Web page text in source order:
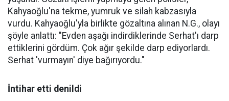
Kahyaoğlu'na tekme, yumruk ve silah kabzasıyla
vurdu. Kahyaoğlu'yla birlikte gözaltına alınan N.G., olayı
şöyle anlattı: "Evden aşağı indirdiklerinde Serhat'ı darp
ettiklerini gördüm. Çok ağır şekilde darp ediyorlardı.
Serhat 'vurmayın' diye bağırıyordu."
İntihar etti denildi